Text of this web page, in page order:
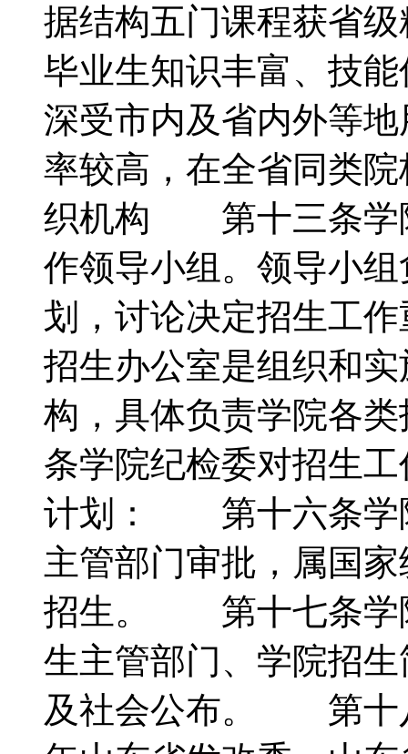
据结构五门课程获省
毕业生知识丰富、技
深受市内及省内外等
率较高，在全省同类
织机构 第十三条学
作领导小组。领导小
划，讨论决定招生工
招生办公室是组织和
构，具体负责学院各
条学院纪检委对招生
计划： 第十六条学
主管部门审批，属国
招生。 第十七条学
生主管部门、学院招
及社会公布。 第十